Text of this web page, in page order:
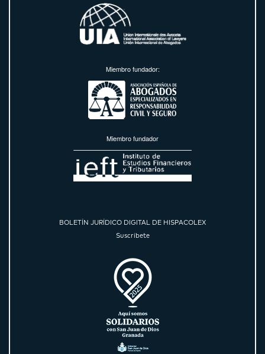
Miembro fundador:
Miembro fundador
BOLETÍN JURÍDICO DIGITAL DE HISPACOLEX
Suscríbete